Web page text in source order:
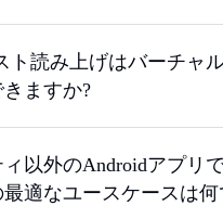
ト読み上げはバーチャ
ますか?
以外のAndroidアプリ
適なユースケースは何